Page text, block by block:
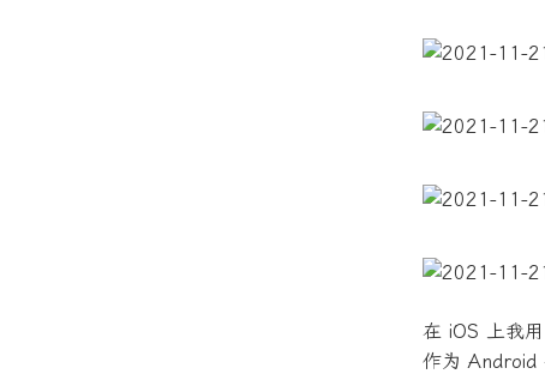
在 iOS 上我
作为 Android